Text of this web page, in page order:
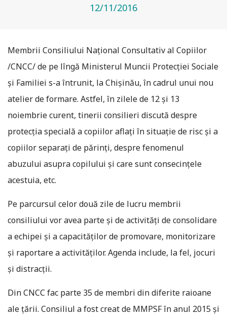
12/11/2016
Membrii Consiliului Național Consultativ al Copiilor
/CNCC/ de pe lîngă Ministerul Muncii Protecției Sociale
și Familiei s-a întrunit, la Chișinău, în cadrul unui nou
atelier de formare. Astfel, în zilele de 12 și 13
noiembrie curent, tinerii consilieri discută despre
protecția specială a copiilor aflaţi în situaţie de risc şi a
copiilor separaţi de părinţi, despre fenomenul
abuzului asupra copilului și care sunt consecințele
acestuia, etc.
Pe parcursul celor două zile de lucru membrii
consiliului vor avea parte și de activități de consolidare
a echipei și a capacităților de promovare, monitorizare
și raportare a activităților. Agenda include, la fel, jocuri
și distracții.
Din CNCC fac parte 35 de membri din diferite raioane
ale ţării. Consiliul a fost creat de MMPSF în anul 2015 şi